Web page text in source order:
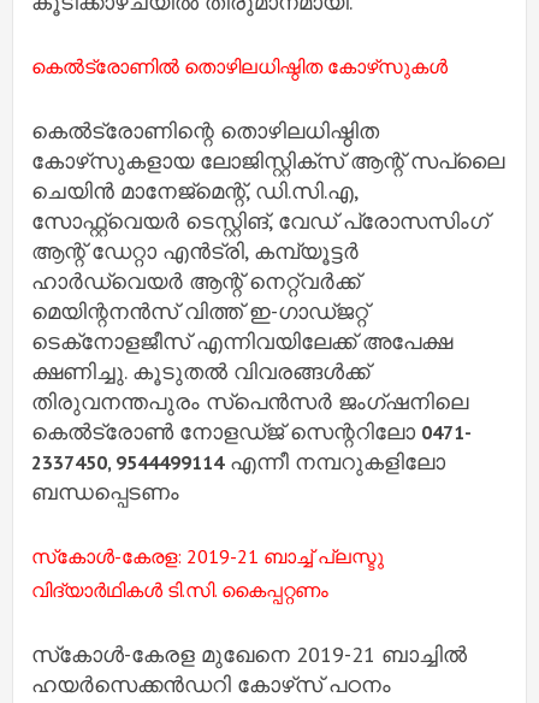
കെൽട്രോണിൽ തൊഴിലധിഷ്ഠിത കോഴ്‌സുകൾ
കെൽട്രോണിന്റെ തൊഴിലധിഷ്ഠിത
കോഴ്‌സുകളായ ലോജിസ്റ്റിക്‌സ് ആന്റ് സപ്ലൈ
ചെയിൻ മാനേജ്‌മെന്റ്, ഡി.സി.എ,
സോഫ്റ്റ്‌വെയർ ടെസ്റ്റിങ്, വേഡ് പ്രോസസിംഗ്
ആന്റ് ഡേറ്റാ എൻട്രി, കമ്പ്യൂട്ടർ
ഹാർഡ്‌വെയർ ആന്റ് നെറ്റ്‌വർക്ക്
മെയിന്റനൻസ് വിത്ത് ഇ-ഗാഡ്ജറ്റ്
ടെക്‌നോളജീസ് എന്നിവയിലേക്ക് അപേക്ഷ
ക്ഷണിച്ചു. കൂടുതൽ വിവരങ്ങൾക്ക്
തിരുവനന്തപുരം സ്‌പെൻസർ ജംഗ്ഷനിലെ
കെൽട്രോൺ നോളഡ്ജ് സെന്ററിലോ 0471-
2337450, 9544499114എന്നീ നമ്പറുകളിലോ
ബന്ധപ്പെടണം
സ്‌കോൾ-കേരള: 2019-21 ബാച്ച് പ്ലസ്ടു
വിദ്യാർഥികൾ ടി.സി. കൈപ്പറ്റണം
സ്‌കോൾ-കേരള മുഖേനെ 2019-21 ബാച്ചിൽ
ഹയർസെക്കൻഡറി കോഴ്‌സ് പഠനം